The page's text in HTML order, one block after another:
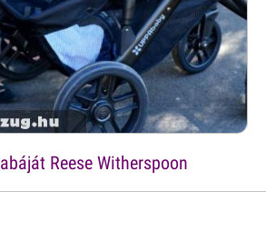
Reese Witherspoon